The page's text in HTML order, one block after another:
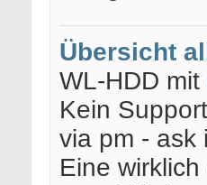
Übersicht
WL-HDD mit
Kein
via pm - ask
Eine